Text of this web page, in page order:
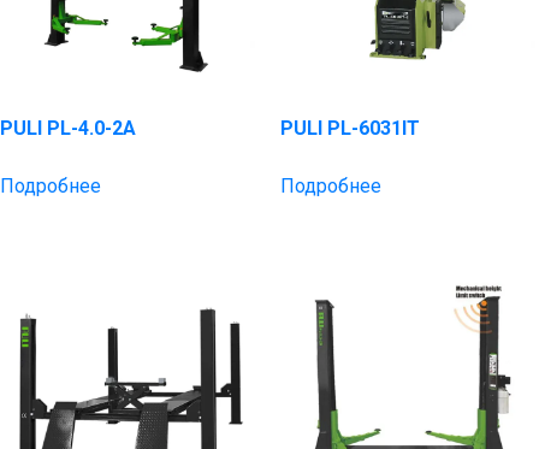
PULI PL-4.0-2A
Подробнее
PULI PL-6031IT
Подробнее